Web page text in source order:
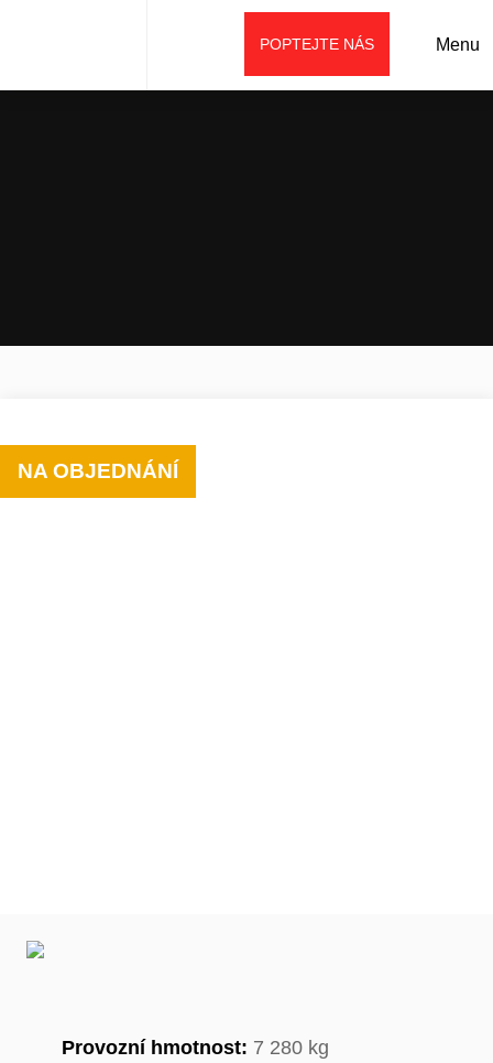
Menu
POPTEJTE NÁS
NA OBJEDNÁNÍ
Provozní hmotnost: 7 280 kg